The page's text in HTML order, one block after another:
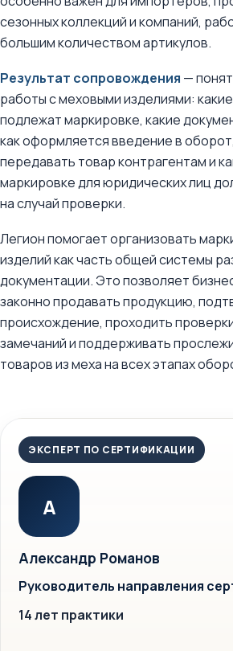
сезонных коллекций и компаний,
большим количеством артикулов.
Результат сопровождения —
работы с меховыми изделиями:
подлежат маркировке, какие
как оформляется введение в
передавать товар контрагентам и
маркировке для юридических лиц
на случай проверки.
Легион помогает организовать
изделий как часть общей системы
документации. Это позволяет
законно продавать продукцию,
происхождение, проходить
замечаний и поддерживать
товаров из меха на всех этапах
ЭКСПЕРТ ПО СЕРТИФИКАЦИИ
А
Александр Романов
Руководитель направления
14 лет практики